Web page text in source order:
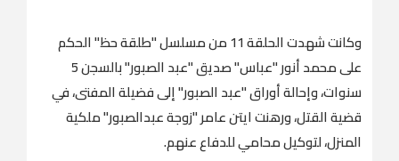
وكانت شهدت الحلقة 11 من مسلسل "طلقة حظ" الحكم
على محمد أنور "عباس" صديق "عبد الصبور" بالسجن 5
سنوات، وإحالة أوراق "عبد الصبور" إلى فضيلة المفتى، في
قضية القتل، ورهنت ايتن عامر "زوجة عبدالصبور" ملكية
المنزل، لتوكيل محامي للدفاع عنهم.